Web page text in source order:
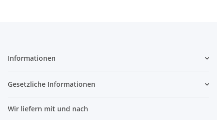
Informationen
Gesetzliche Informationen
Wir liefern mit und nach